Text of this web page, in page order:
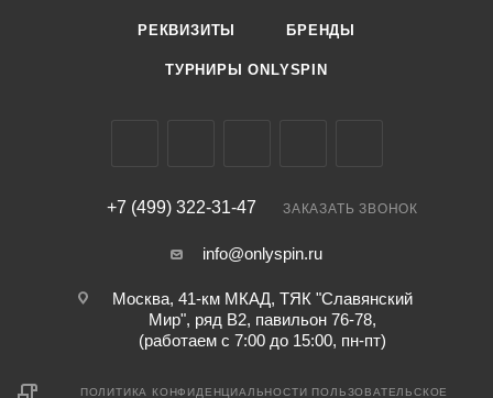
РЕКВИЗИТЫ БРЕНДЫ
ТУРНИРЫ ONLYSPIN
+7 (499) 322-31-47 ЗАКАЗАТЬ ЗВОНОК
info@onlyspin.ru
Москва, 41-км МКАД, ТЯК "Славянский
Мир", ряд В2, павильон 76-78,
(работаем с 7:00 до 15:00, пн-пт)
ПОЛИТИКА КОНФИДЕНЦИАЛЬНОСТИ ПОЛЬЗОВАТЕЛЬСКОЕ